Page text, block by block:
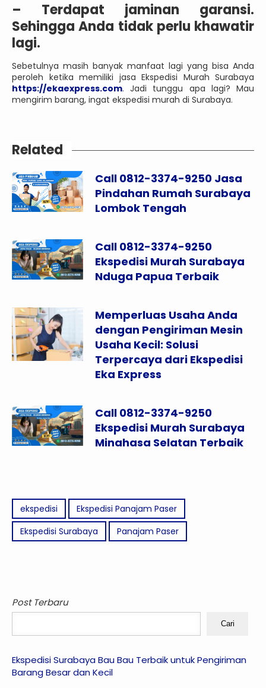
– Terdapat jaminan garansi.
Sehingga Anda tidak perlu khawatir
lagi.
Sebetulnya masih banyak manfaat lagi yang bisa Anda
peroleh ketika memiliki jasa Ekspedisi Murah Surabaya
https://ekaexpress.com. Jadi tunggu apa lagi? Mau
mengirim barang, ingat ekspedisi murah di Surabaya.
Related
Call 0812-3374-9250 Jasa
Pindahan Rumah Surabaya
Lombok Tengah
Call 0812-3374-9250
Ekspedisi Murah Surabaya
Nduga Papua Terbaik
Memperluas Usaha Anda
dengan Pengiriman Mesin
Usaha Kecil: Solusi
Terpercaya dari Ekspedisi
Eka Express
Call 0812-3374-9250
Ekspedisi Murah Surabaya
Minahasa Selatan Terbaik
ekspedisi
Ekspedisi Panajam Paser
Ekspedisi Surabaya
Panajam Paser
Post Terbaru
Cari
Ekspedisi Surabaya Bau Bau Terbaik untuk Pengiriman
Barang Besar dan Kecil